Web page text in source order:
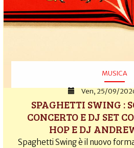
MUSICA
Ven, 25/09/
SPAGHETTI SWING :
CONCERTO E DJ SET
HOP E DJ
Spaghetti Swing è il nuovo